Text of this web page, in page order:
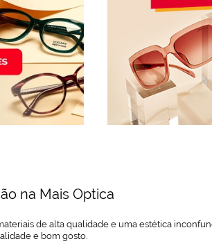
na Mais Optica
de alta qualidade e uma estética
e bom gosto.